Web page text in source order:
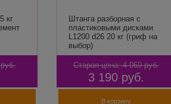
кг
руб.
Штанга разборная c
пластиковыми дисками
L1200 d26 20 кг (гриф на
выбор)
Старая цена: 4 069 руб.
3 190 руб.
В корзину